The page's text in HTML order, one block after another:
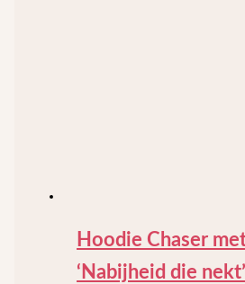
Hoodie Chaser
‘Nabijheid die nekt’